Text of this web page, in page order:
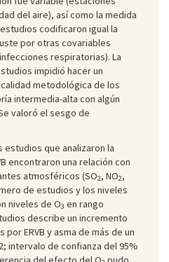
del aire), así como la medida
codificaron igual la
por otras covariables
respiratorias). La
impidió hacer un
metodológica de los
intermedia-alta con algún
valoró el sesgo de
estudios que analizaron la
encontraron una relación con
atmosféricos (SO2, NO2,
de estudios y los niveles
niveles de O3 en rango
describe un incremento
ERVB y asma de más de un
intervalo de confianza del 95%